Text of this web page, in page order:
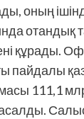
оның
отандық
құрады.
111,1